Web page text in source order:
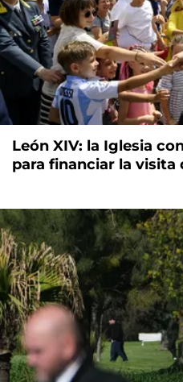
León XIV: la Iglesia
para financiar la visita